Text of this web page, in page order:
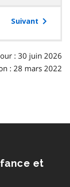
table
Suivant
: 30 juin 2026
: 28 mars 2022
et